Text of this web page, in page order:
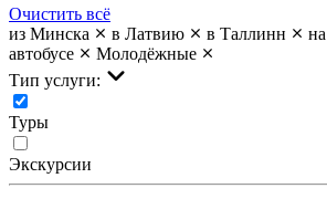
Очистить всё
из Минска
в Латвию в Таллинн
автобусе
Молодёжные
Тип услуги:
Туры
Экскурсии